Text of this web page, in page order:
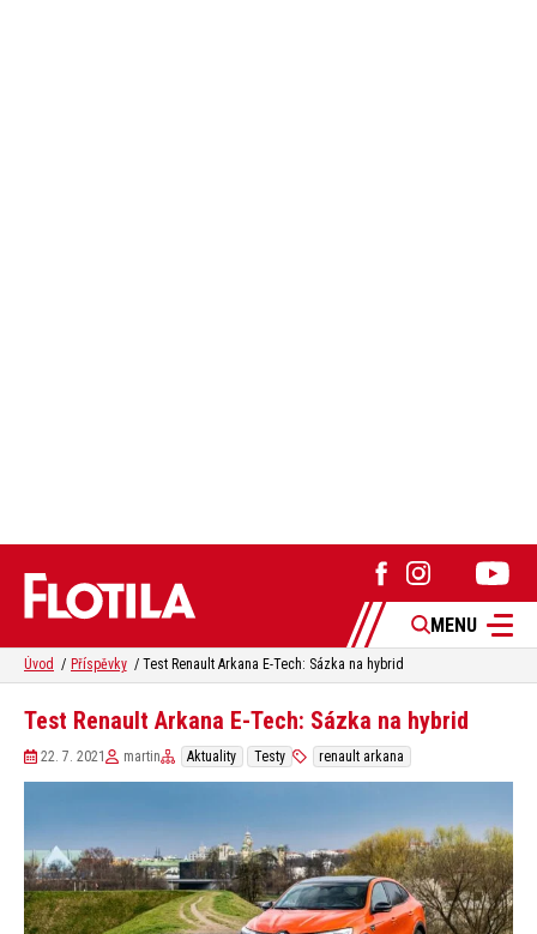
MENU
Úvod Příspěvky Test Renault Arkana E-Tech: Sázka na hybrid
Test Renault Arkana E-Tech: Sázka na hybrid
22. 7. 2021 martin Aktuality Testy renault arkana